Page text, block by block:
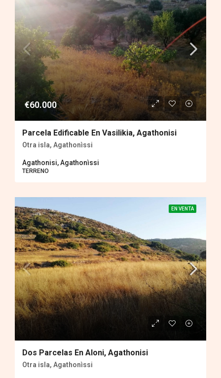
€60.000
Parcela Edificable En Vasilikia, Agathonisi
Otra isla, Agathonìssi
Agathonisi, Agathonìssi
TERRENO
EN VENTA
Dos Parcelas En Aloni, Agathonisi
Otra isla, Agathonìssi